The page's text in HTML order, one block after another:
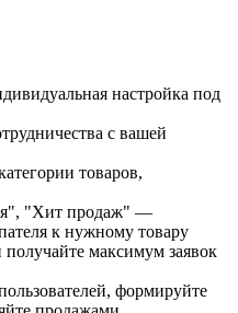
настройка под
с вашей
товаров,
"Хит продаж" —
к нужному товару
получайте максимум заявок
формируйте